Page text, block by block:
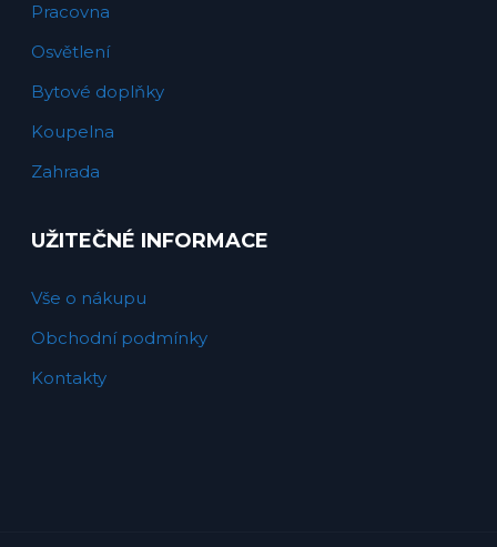
Pracovna
Osvětlení
Bytové doplňky
Koupelna
Zahrada
UŽITEČNÉ INFORMACE
Vše o nákupu
Obchodní podmínky
Kontakty